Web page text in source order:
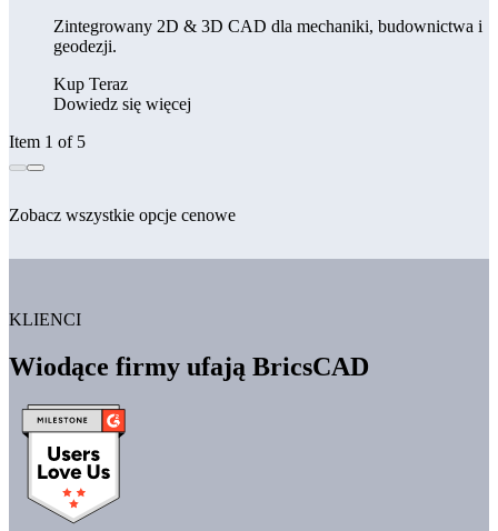
Zintegrowany 2D & 3D CAD dla mechaniki, budownictwa i
geodezji.
Kup Teraz
Dowiedz się więcej
Item 1 of 5
Zobacz wszystkie opcje cenowe
KLIENCI
Wiodące firmy ufają BricsCAD